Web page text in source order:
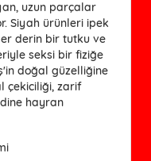
uzun parçalar
Siyah ürünleri ipek
derin bir tutku ve
seksi bir fiziğe
doğal güzelliğine
çekiciliği, zarif
hayran